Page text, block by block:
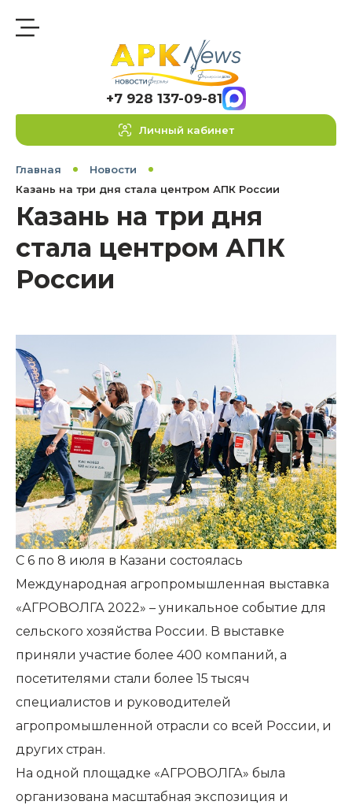
+7 928 137-09-81
Личный кабинет
Главная
Новости
Казань на три дня стала центром АПК России
Казань на три дня
стала центром АПК
России
С 6 по 8 июля в Казани состоялась
Международная агропромышленная выставка
«АГРОВОЛГА 2022» – уникальное событие для
сельского хозяйства России. В выставке
приняли участие более 400 компаний, а
посетителями стали более 15 тысяч
специалистов и руководителей
агропромышленной отрасли со всей России, и
других стран.
На одной площадке «АГРОВОЛГА» была
организована масштабная экспозиция и